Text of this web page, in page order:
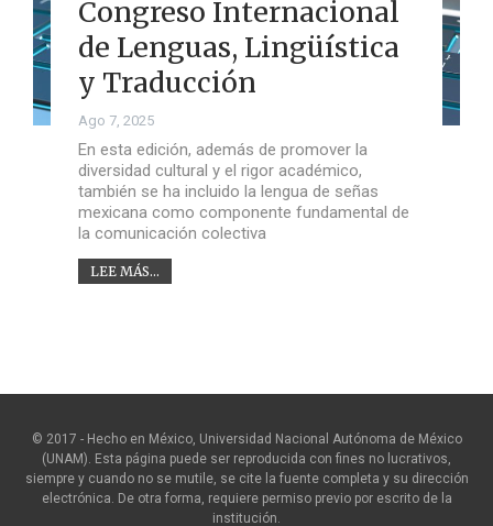
Congreso Internacional
de Lenguas, Lingüística
y Traducción
Ago 7, 2025
En esta edición, además de promover la
diversidad cultural y el rigor académico,
también se ha incluido la lengua de señas
mexicana como componente fundamental de
la comunicación colectiva
LEE MÁS...
© 2017 - Hecho en México, Universidad Nacional Autónoma de México
(UNAM). Esta página puede ser reproducida con fines no lucrativos,
siempre y cuando no se mutile, se cite la fuente completa y su dirección
electrónica. De otra forma, requiere permiso previo por escrito de la
institución.